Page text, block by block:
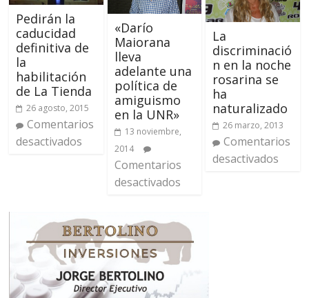
Pedirán la
caducidad
definitiva de
la
habilitación
de La Tienda
26 agosto, 2015
Comentarios
desactivados
«Darío
Maiorana
lleva
adelante una
política de
amiguismo
en la UNR»
13 noviembre,
2014
Comentarios
desactivados
La
discriminació
n en la noche
rosarina se
ha
naturalizado
26 marzo, 2013
Comentarios
desactivados